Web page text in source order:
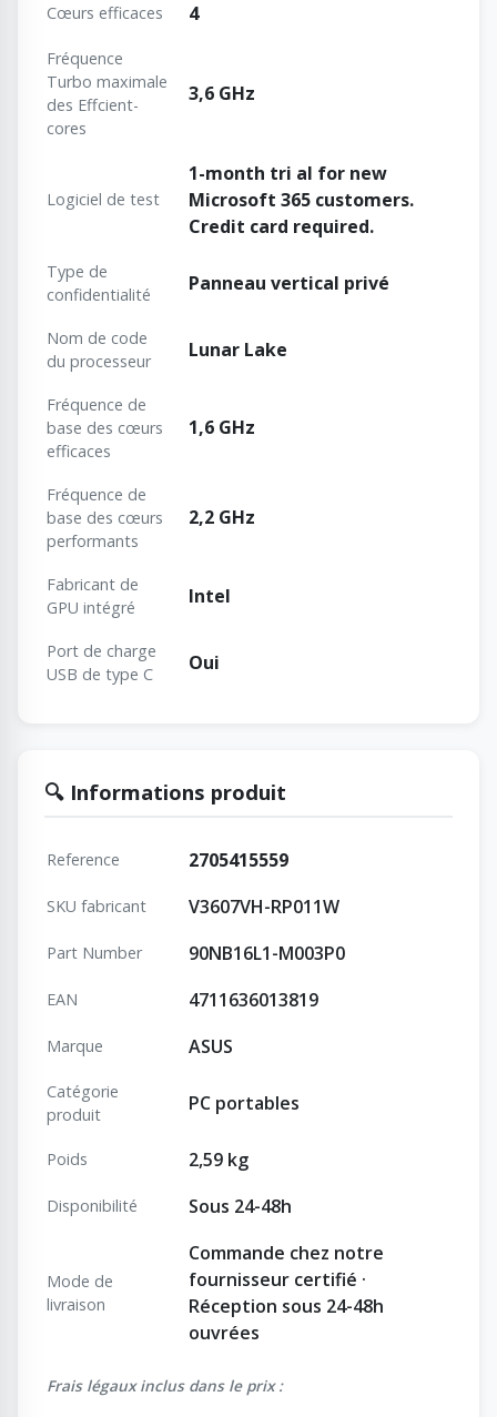
Cœurs efficaces 4
Fréquence
Turbo maximale
des Effcient-
cores
3,6 GHz
Logiciel de test
1-month tri al for new
Microsoft 365 customers.
Credit card required.
Type de
confidentialité
Panneau vertical privé
Nom de code
du processeur
Lunar Lake
Fréquence de
base des cœurs
efficaces
1,6 GHz
Fréquence de
base des cœurs
performants
2,2 GHz
Fabricant de
GPU intégré
Intel
Port de charge
USB de type C
Oui
🔍 Informations produit
Reference 2705415559
SKU fabricant V3607VH-RP011W
Part Number 90NB16L1-M003P0
EAN 4711636013819
Marque ASUS
Catégorie
produit
PC portables
Poids 2,59 kg
Disponibilité Sous 24-48h
Mode de
livraison
Commande chez notre
fournisseur certifié ·
Réception sous 24-48h
ouvrées
Frais légaux inclus dans le prix :